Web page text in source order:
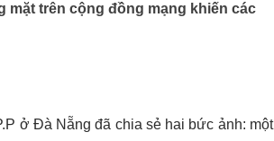
mặt trên cộng đồng mạng khiến các
ở Đà Nẵng đã chia sẻ hai bức ảnh: một